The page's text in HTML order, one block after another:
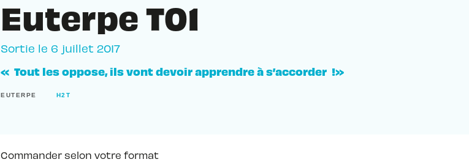
Euterpe T01
Sortie le6 juillet 2017
« Tout les oppose, ils vont devoir apprendre à s’accorder !»
EUTERPE H2T
Commander selon votre format